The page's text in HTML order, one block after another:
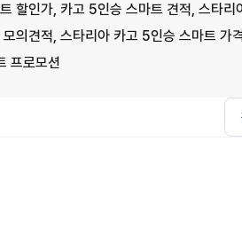
할인가, 카고 5인승 스마트 견적, 스타리
의견적, 스타리아 카고 5인승 스마트 가
프로모션